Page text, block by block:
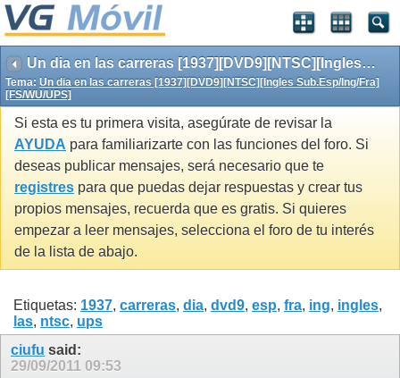
Un dia en las carreras [1937][DVD9][NTSC][Ingles Sub.Esp/Ing/Fra][FS/WU/UPS]
Tema: Un dia en las carreras [1937][DVD9][NTSC][Ingles Sub.Esp/Ing/Fra]
[FS/WU/UPS]
Si esta es tu primera visita, asegúrate de revisar la
AYUDA para familiarizarte con las funciones del foro. Si
deseas publicar mensajes, será necesario que te
registres para que puedas dejar respuestas y crear tus
propios mensajes, recuerda que es gratis. Si quieres
empezar a leer mensajes, selecciona el foro de tu interés
de la lista de abajo.
Etiquetas: 1937, carreras, dia, dvd9, esp, fra, ing, ingles,
las, ntsc, ups
ciufu said:
29/09/2011 09:53